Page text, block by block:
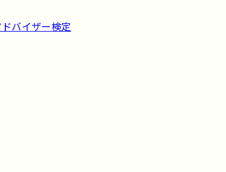
バイザー検定